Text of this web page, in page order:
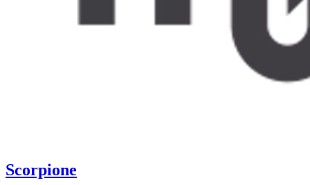
Scorpione